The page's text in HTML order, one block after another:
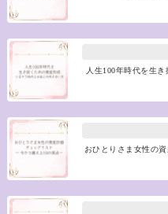
人生100年時代を生
おひとりさま女性の